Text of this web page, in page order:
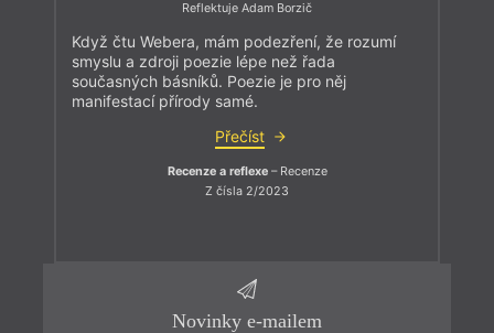
Reflektuje Adam Borzič
Když čtu Webera, mám podezření, že rozumí
smyslu a zdroji poezie lépe než řada
současných básníků. Poezie je pro něj
manifestací přírody samé.
Přečíst
Recenze a reflexe– Recenze
Z čísla 2/2023
Novinky e-mailem